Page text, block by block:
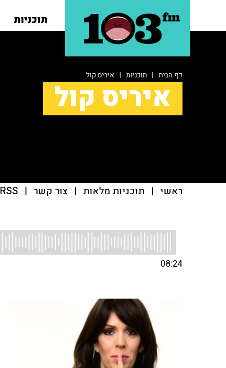
תוכניות
דף הבית | תוכניות | איריס קול
איריס קול
ראשי | תוכניות מלאות | צור קשר |
RSS
08:24